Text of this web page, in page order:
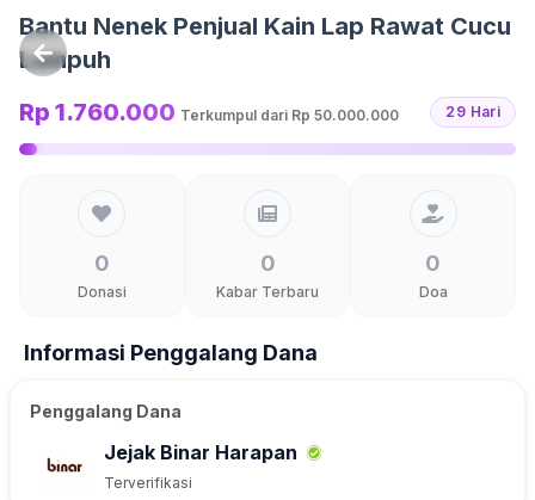
Langsung ke konten
Bantu Nenek Penjual Kain Lap Rawat Cucu
Lumpuh
Rp 1.760.000 Terkumpul dari Rp 50.000.000 29 Hari
0
Donasi
0
Kabar Terbaru
0
Doa
Informasi Penggalang Dana
Penggalang Dana
Jejak Binar Harapan
Terverifikasi